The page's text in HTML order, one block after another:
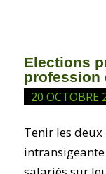
Elections
profession
20 OCTOBRE
Tenir les